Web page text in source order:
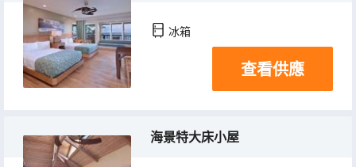
冰箱
查看供應
海景特大床小屋